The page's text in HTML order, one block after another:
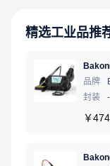
精选工业品推
品牌
封装
-
￥